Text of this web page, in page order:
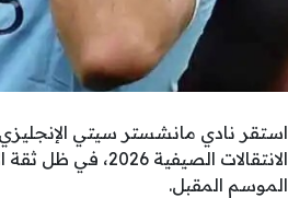
استقر نادي مانشستر سيتي
الانتقالات
الموسم المقبل.